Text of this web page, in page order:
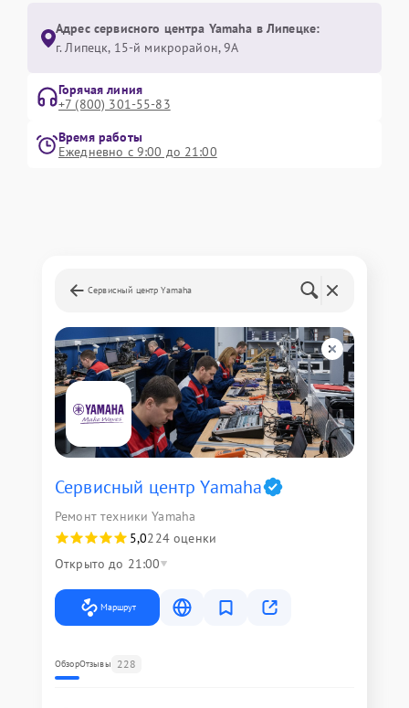
Адрес сервисного центра Yamaha в Липецке:
г. Липецк, 15-й микрорайон, 9А
Горячая линия
+7 (800) 301-55-83
Время работы
Ежедневно с 9:00 до 21:00
Сервисный центр Yamaha
Сервисный центр Yamaha
Ремонт техники Yamaha
5,0224 оценки
Открыто до 21:00
Маршрут
ОбзорОтзывы 228